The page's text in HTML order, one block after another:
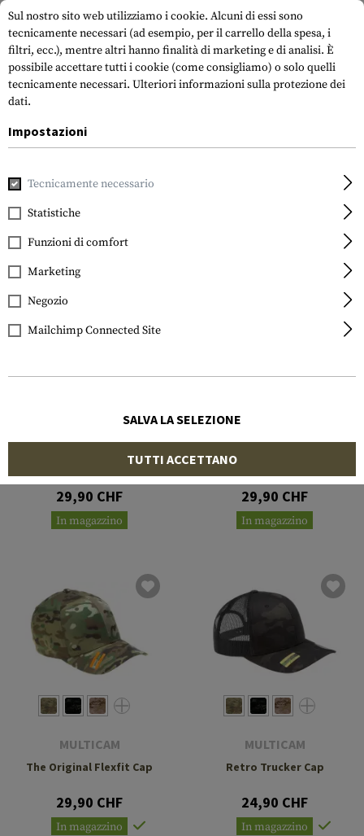
MULTICAM
Classic Snapback Cap
29,90 CHF
In magazzino
MULTICAM
29,90 CHF
In magazzino
MULTICAM
The Original Flexfit Cap
29,90 CHF
In magazzino
MULTICAM
Retro Trucker Cap
24,90 CHF
In magazzino
Sul nostro sito web utilizziamo i cookie. Alcuni di essi sono
tecnicamente necessari (ad esempio, per il carrello della spesa, i
filtri, ecc.), mentre altri hanno finalità di marketing e di analisi. È
possibile accettare tutti i cookie (come consigliamo) o solo quelli
tecnicamente necessari. Ulteriori informazioni sulla protezione dei
dati.
Impostazioni
Tecnicamente necessario
Statistiche
Funzioni di comfort
Marketing
Negozio
Mailchimp Connected Site
SALVA LA SELEZIONE
TUTTI ACCETTANO